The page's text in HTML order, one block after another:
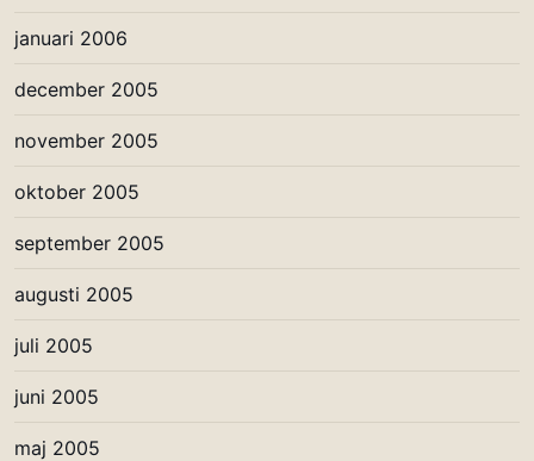
januari 2006
december 2005
november 2005
oktober 2005
september 2005
augusti 2005
juli 2005
juni 2005
maj 2005